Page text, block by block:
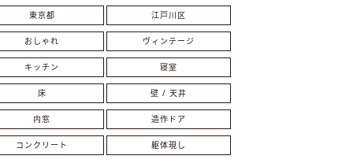
東京都 江戸川区
おしゃれ ヴィンテージ
キッチン 寝室
床 壁 / 天井
内窓 造作ドア
コンクリート 躯体現し